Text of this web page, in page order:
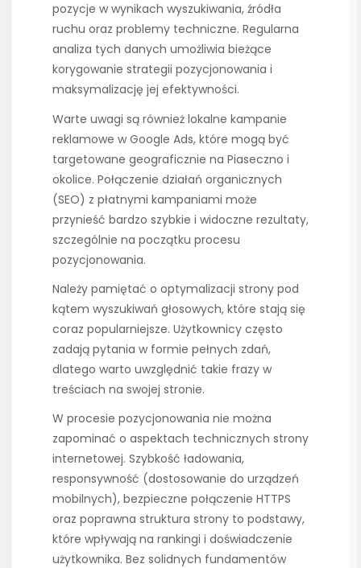
pozycje w wynikach wyszukiwania, źródła
ruchu oraz problemy techniczne. Regularna
analiza tych danych umożliwia bieżące
korygowanie strategii pozycjonowania i
maksymalizację jej efektywności.
Warte uwagi są również lokalne kampanie
reklamowe w Google Ads, które mogą być
targetowane geograficznie na Piaseczno i
okolice. Połączenie działań organicznych
(SEO) z płatnymi kampaniami może
przynieść bardzo szybkie i widoczne rezultaty,
szczególnie na początku procesu
pozycjonowania.
Należy pamiętać o optymalizacji strony pod
kątem wyszukiwań głosowych, które stają się
coraz popularniejsze. Użytkownicy często
zadają pytania w formie pełnych zdań,
dlatego warto uwzględnić takie frazy w
treściach na swojej stronie.
W procesie pozycjonowania nie można
zapominać o aspektach technicznych strony
internetowej. Szybkość ładowania,
responsywność (dostosowanie do urządzeń
mobilnych), bezpieczne połączenie HTTPS
oraz poprawna struktura strony to podstawy,
które wpływają na rankingi i doświadczenie
użytkownika. Bez solidnych fundamentów